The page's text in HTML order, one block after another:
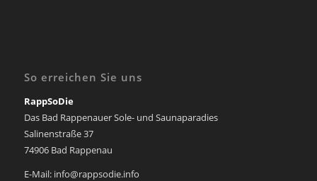
So erreichen Sie uns
RappSoDie
Das Bad Rappenauer Sole- und Saunaparadies
Salinenstraße 37
74906 Bad Rappenau
E-Mail: info@rappsodie.info